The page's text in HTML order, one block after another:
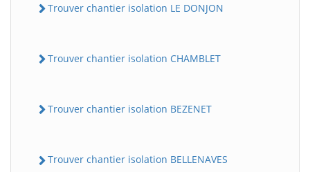
Trouver chantier isolation LE DONJON
Trouver chantier isolation CHAMBLET
Trouver chantier isolation BEZENET
Trouver chantier isolation BELLENAVES